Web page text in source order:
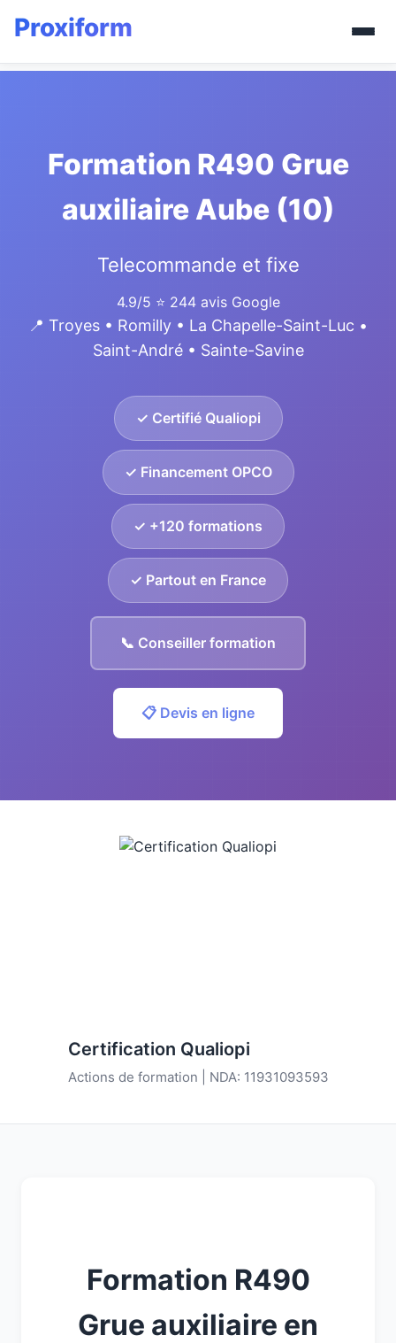
Formation R490 Grue
auxiliaire Aube (10)
Telecommande et fixe
4.9/5 ⭐ 244 avis Google
📍 Troyes • Romilly • La Chapelle-Saint-Luc •
Saint-André • Sainte-Savine
✓ Certifié Qualiopi
✓ Financement OPCO
✓ +120 formations
✓ Partout en France
📞 Conseiller formation
📋 Devis en ligne
Certification Qualiopi
Actions de formation | NDA: 11931093593
Formation R490
Grue auxiliaire en